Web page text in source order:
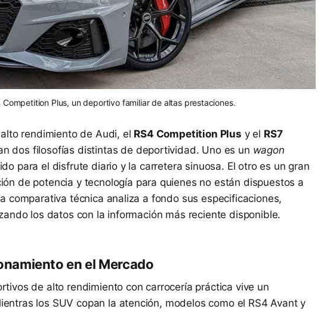
Competition Plus, un deportivo familiar de altas prestaciones.
rendimiento de Audi, el RS4 Competition Plus y el RS7
dos filosofías distintas de deportividad. Uno es un wagon
para el disfrute diario y la carretera sinuosa. El otro es un gran
de potencia y tecnología para quienes no están dispuestos a
comparativa técnica analiza a fondo sus especificaciones,
los datos con la información más reciente disponible.
en el Mercado
de alto rendimiento con carrocería práctica vive un
los SUV copan la atención, modelos como el RS4 Avant y